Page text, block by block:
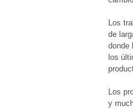
Los
de
donde
los
Los
y